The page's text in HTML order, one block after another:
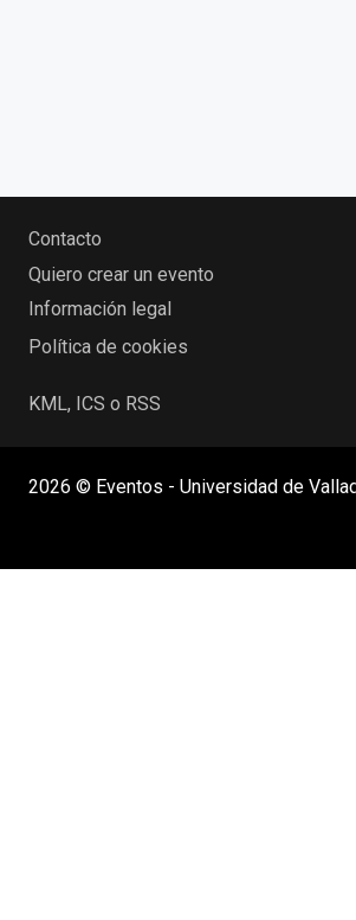
Contacto
Quiero crear un evento
Información legal
Política de cookies
KML, ICS o RSS
2026 © Eventos - Universidad de